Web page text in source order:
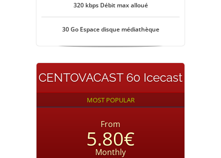
320 kbps Débit max alloué
30 Go Espace disque médiathèque
CENTOVACAST 60 Icecast
MOST POPULAR
From
5.80€
Monthly